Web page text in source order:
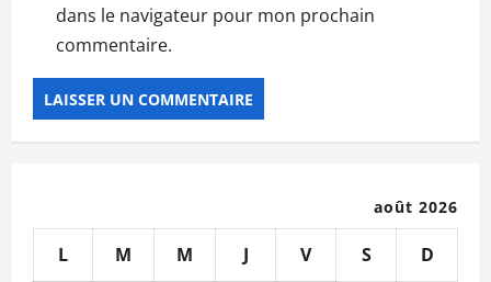
dans le navigateur pour mon prochain
commentaire.
août 2026
L M M J V S D